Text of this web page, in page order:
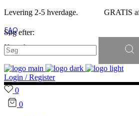
Levering 2-5 hverdage. GRATIS
FAQ
Kontakt
Søg efter:
Login / Register
0
0